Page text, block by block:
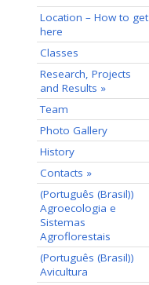
Location – How to get
here
Classes
Research, Projects
and Results »
Team
Photo Gallery
History
Contacts »
(Português (Brasil))
Agroecologia e
Sistemas
Agroflorestais
(Português (Brasil))
Avicultura